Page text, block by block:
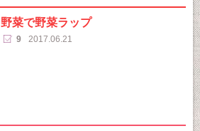
野菜で野菜ラップ
9 2017.06.21